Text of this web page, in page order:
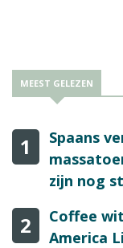
MEEST GELEZEN
1
Spaans
zijn nog
2
Coffee
America